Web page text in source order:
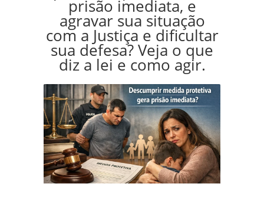
prisão imediata, e
agravar sua situação
com a Justiça e dificultar
sua defesa? Veja o que
diz a lei e como agir.